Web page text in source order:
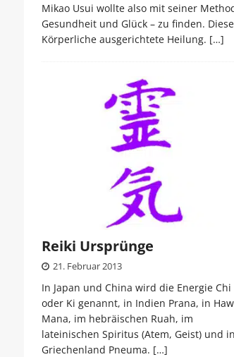
Mikao Usui wollte also mit seiner
Gesundheit und Glück – zu finden.
Körperliche ausgerichtete Heilung. […]
Reiki Ursprünge
21. Februar 2013
In Japan und China wird die Energie Chi
oder Ki genannt, in Indien Prana, in
Mana, im hebräischen Ruah, im
lateinischen Spiritus (Atem, Geist) und in
Griechenland Pneuma. […]